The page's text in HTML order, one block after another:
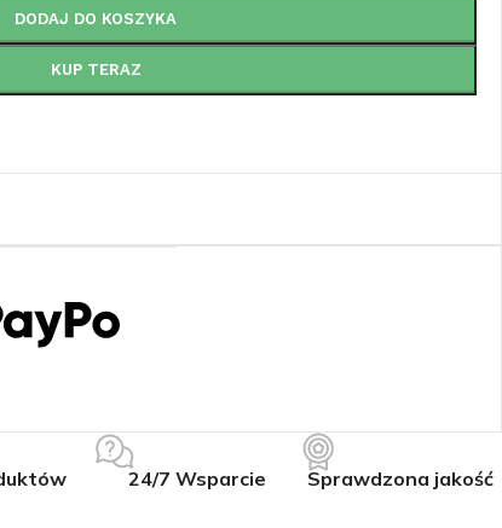
DODAJ DO KOSZYKA
KUP TERAZ
24/7 Wsparcie Sprawdzona jakość